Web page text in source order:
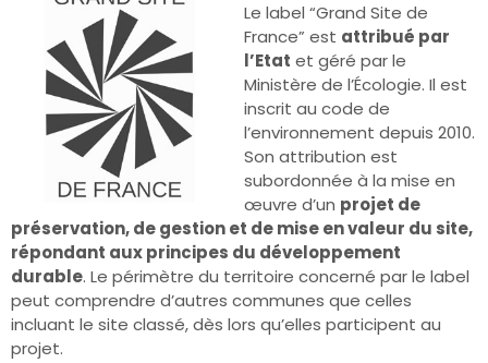
Le label “Grand Site de
France” est attribué par
l’Etat et géré par le
Ministère de l’Écologie. Il est
inscrit au code de
l’environnement depuis 2010.
Son attribution est
subordonnée à la mise en
œuvre d’un projet de
préservation, de gestion et de mise en valeur du site,
répondant aux principes du développement
durable. Le périmètre du territoire concerné par le label
peut comprendre d’autres communes que celles
incluant le site classé, dès lors qu’elles participent au
projet.